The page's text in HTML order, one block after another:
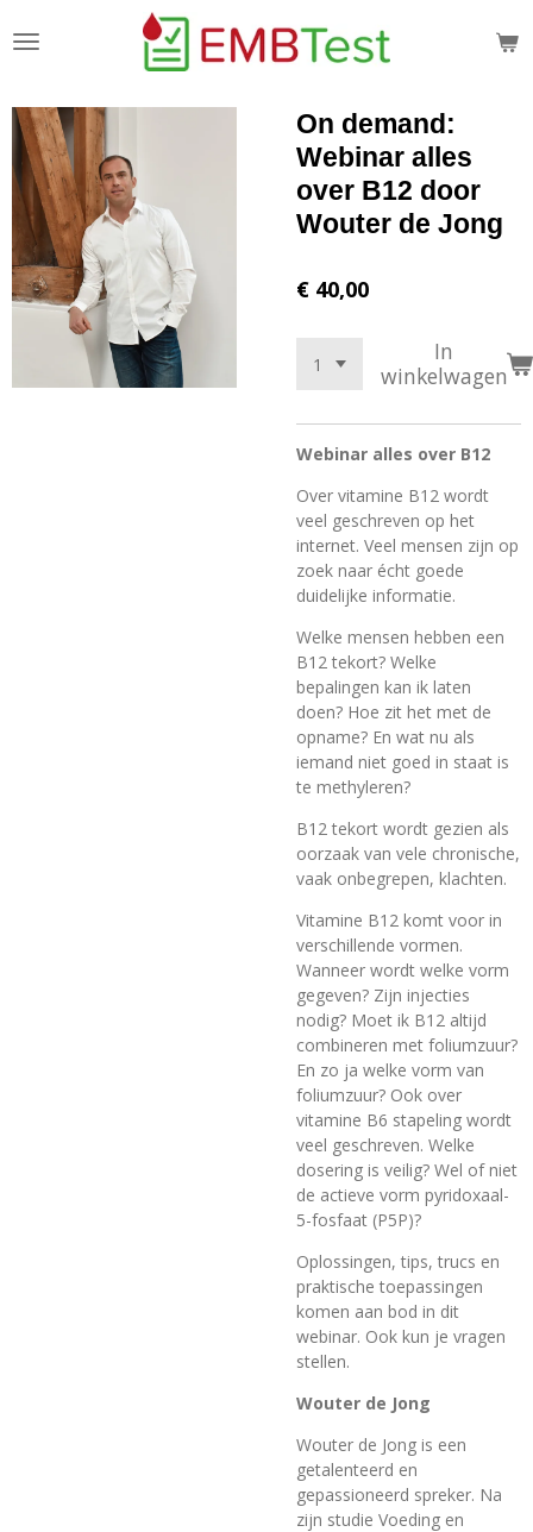
direct
hoofdinhoud
On demand:
Webinar alles
over B12 door
Wouter de Jong
€ 40,00
In
winkelwagen
Webinar alles over B12
Over vitamine B12 wordt
veel geschreven op het
internet. Veel mensen zijn op
zoek naar écht goede
duidelijke informatie.
Welke mensen hebben een
B12 tekort? Welke
bepalingen kan ik laten
doen? Hoe zit het met de
opname? En wat nu als
iemand niet goed in staat is
te methyleren?
B12 tekort wordt gezien als
oorzaak van vele chronische,
vaak onbegrepen, klachten.
Vitamine B12 komt voor in
verschillende vormen.
Wanneer wordt welke vorm
gegeven? Zijn injecties
nodig? Moet ik B12 altijd
combineren met foliumzuur?
En zo ja welke vorm van
foliumzuur? Ook over
vitamine B6 stapeling wordt
veel geschreven. Welke
dosering is veilig? Wel of niet
de actieve vorm pyridoxaal-
5-fosfaat (P5P)?
Oplossingen, tips, trucs en
praktische toepassingen
komen aan bod in dit
webinar. Ook kun je vragen
stellen.
Wouter de Jong
Wouter de Jong is een
getalenteerd en
gepassioneerd spreker. Na
zijn studie Voeding en